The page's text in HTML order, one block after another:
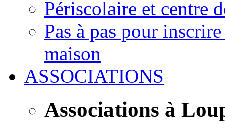
Périscolaire et centre
Pas à pas pour
maison
ASSOCIATIONS
Associations à